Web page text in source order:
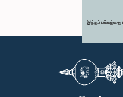
இந்தப் பக்கத்தை